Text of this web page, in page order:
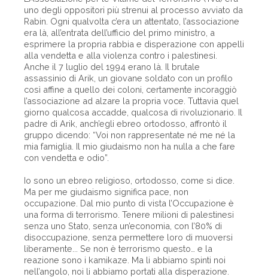
uno degli oppositori più strenui al processo avviato da
Rabin. Ogni qualvolta c’era un attentato, l’associazione
era là, all’entrata dell’ufficio del primo ministro, a
esprimere la propria rabbia e disperazione con appelli
alla vendetta e alla violenza contro i palestinesi.
Anche il 7 luglio del 1994 erano là. Il brutale
assassinio di Arik, un giovane soldato con un profilo
così affine a quello dei coloni, certamente incoraggiò
l’associazione ad alzare la propria voce. Tuttavia quel
giorno qualcosa accadde, qualcosa di rivoluzionario. Il
padre di Arik, anch’egli ebreo ortodosso, affrontò il
gruppo dicendo: “Voi non rappresentate né me né la
mia famiglia. Il mio giudaismo non ha nulla a che fare
con vendetta e odio”.
Io sono un ebreo religioso, ortodosso, come si dice.
Ma per me giudaismo significa pace, non
occupazione. Dal mio punto di vista l’Occupazione è
una forma di terrorismo. Tenere milioni di palestinesi
senza uno Stato, senza un’economia, con l’80% di
disoccupazione, senza permettere loro di muoversi
liberamente... Se non è terrorismo questo… e la
reazione sono i kamikaze. Ma li abbiamo spinti noi
nell’angolo, noi li abbiamo portati alla disperazione.